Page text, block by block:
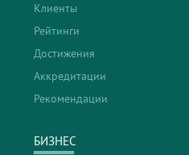
Клиенты
Рейтинги
Достижения
Аккредитации
Рекомендации
БИЗНЕС